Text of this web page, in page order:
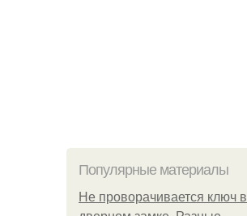
Популярные материалы
Не проворачивается ключ в